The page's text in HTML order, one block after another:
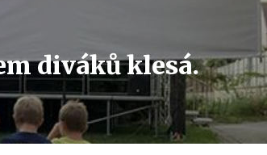
diváků klesá.